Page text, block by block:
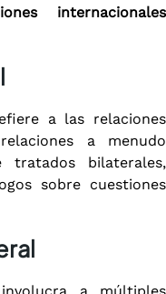
internacionales
a las relaciones
a menudo
tratados bilaterales,
sobre cuestiones